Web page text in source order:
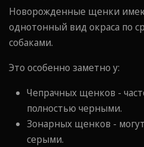
Новорожденные щенки
однотонный вид окраса по
собаками.
Это особенно заметно у:
Чепрачных щенков -
полностью черными.
Зонарных щенков -
серыми.